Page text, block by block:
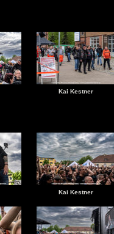
Kai Kestner
Kai Kestner